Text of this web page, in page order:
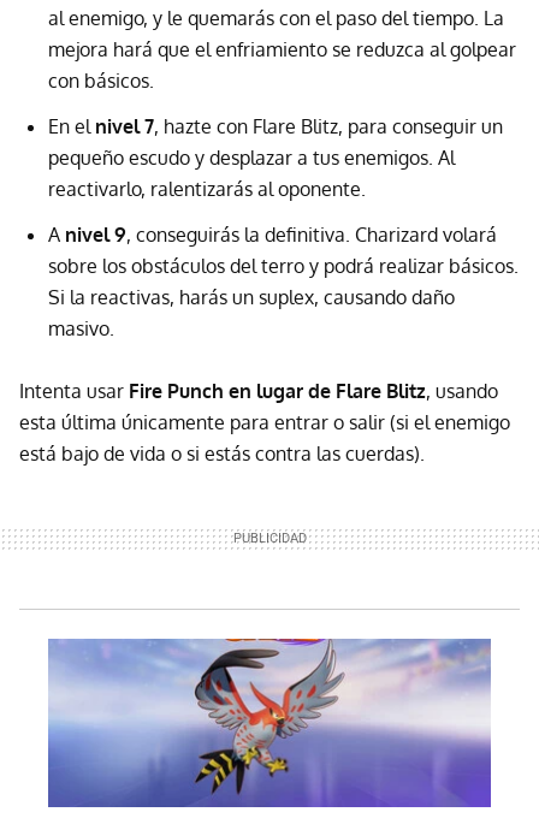
al enemigo, y le quemarás con el paso del tiempo. La
mejora hará que el enfriamiento se reduzca al golpear
con básicos.
En el nivel 7, hazte con Flare Blitz, para conseguir un
pequeño escudo y desplazar a tus enemigos. Al
reactivarlo, ralentizarás al oponente.
A nivel 9, conseguirás la definitiva. Charizard volará
sobre los obstáculos del terro y podrá realizar básicos.
Si la reactivas, harás un suplex, causando daño
masivo.
Intenta usar Fire Punch en lugar de Flare Blitz, usando
esta última únicamente para entrar o salir (si el enemigo
está bajo de vida o si estás contra las cuerdas).